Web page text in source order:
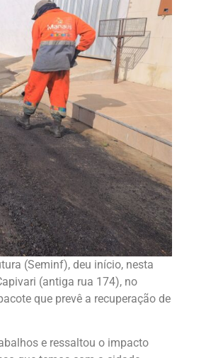
(Seminf), deu início, nesta
(antiga rua 174), no
que prevê a recuperação de
e ressaltou o impacto